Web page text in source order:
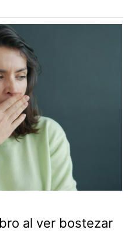
al ver bostezar